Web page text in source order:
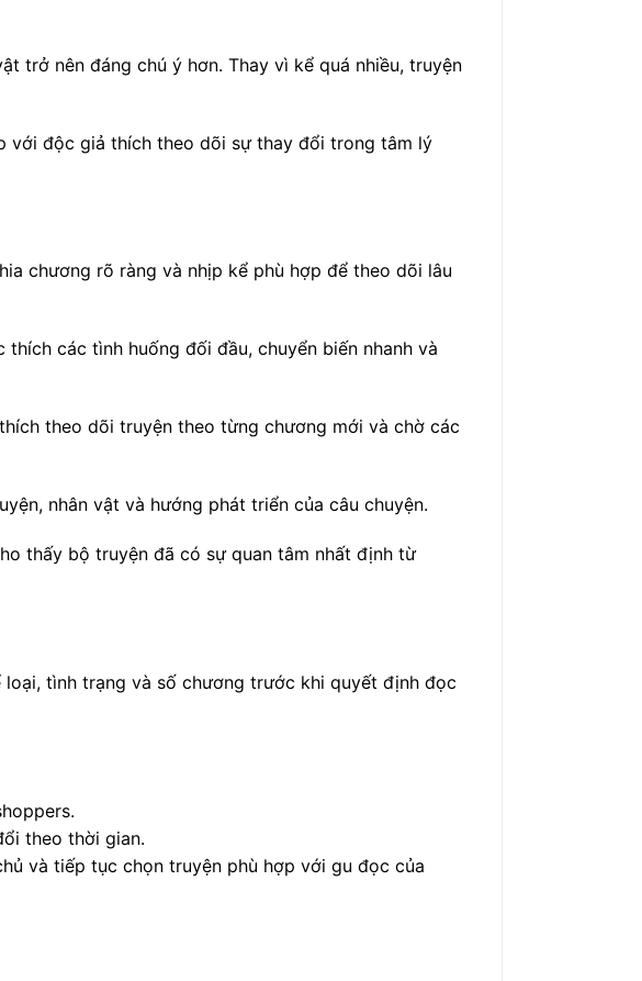
trở nên đáng chú ý hơn. Thay vì kể quá nhiều, truyện
với độc giả thích theo dõi sự thay đổi trong tâm lý
chương rõ ràng và nhịp kể phù hợp để theo dõi lâu
các tình huống đối đầu, chuyển biến nhanh và
theo dõi truyện theo từng chương mới và chờ các
nhân vật và hướng phát triển của câu chuyện.
thấy bộ truyện đã có sự quan tâm nhất định từ
tình trạng và số chương trước khi quyết định đọc
theo thời gian.
và tiếp tục chọn truyện phù hợp với gu đọc của